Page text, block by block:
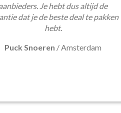
Je hebt dus altijd de
dat je de beste deal te pakken
hebt.
Puck Snoeren / Amsterdam